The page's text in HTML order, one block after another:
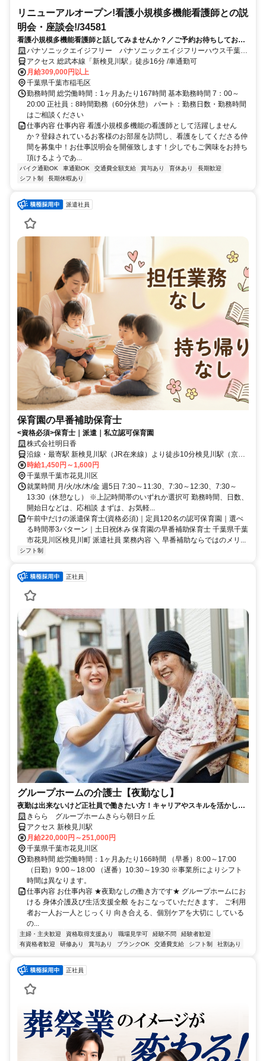
リニューアルオープン!看護小規模多機能看護師との説
明会・座談会!/34581
看護小規模多機能看護師と話してみませんか？／ご予約お待ちしており
ますお茶を飲みながらお話しましょう！あなたの質問・ 疑問にお答えし
ます
パナソニックエイジフリー パナソニックエイジフリーハウス千葉稲
毛 看護小規模多機能【仕事説明会・座談会】
アクセス 総武本線「新検見川駅」徒歩16分 /車通勤可
月給309,000円以上
千葉県千葉市稲毛区
勤務時間 総労働時間：1ヶ月あたり167時間 基本勤務時間 7：00～
20:00 正社員：8時間勤務（60分休憩） パート：勤務日数・勤務時間
はご相談ください
仕事内容 仕事内容 看護小規模多機能の看護師として活躍しません
か？登録されているお客様のお部屋を訪問し、看護をしてくださる仲
間を募集中！お仕事説明会を開催致します！少しでもご興味をお持ち
頂けるようであ...
バイク通勤OK 車通勤OK 交通費全額支給 賞与あり 育休あり
長期歓迎
シフト制
長期休暇あり
派遣社員
保育園の早番補助保育士
<資格必須>保育士｜派遣｜私立認可保育園
株式会社明日香
沿線・最寄駅 新検見川駅（JR在来線）より徒歩10分検見川駅（京成
千葉線）より徒歩13分検見川浜駅（JR在来線）より徒歩20分
時給1,450円～1,600円
千葉県千葉市花見川区
就業時間 月/火/水/木/金 週5日 7:30～11:30、7:30～12:30、7:30～
13:30（休憩なし） ※上記時間帯のいずれか選択可 勤務時間、日数、
開始日などは、応相談 まずは、お気軽...
午前中だけの派遣保育士(資格必須)｜定員120名の認可保育園｜選べ
る時間帯3パターン｜土日祝休み 保育園の早番補助保育士 千葉県千葉
市花見川区検見川町 派遣社員 業務内容 ＼ 早番補助ならではのメリ...
シフト制
正社員
グループホームの介護士【夜勤なし】
夜勤は出来ないけど正社員で働きたい方！キャリアやスキルを活かして
活躍できます！
きらら グループホームきらら朝日ヶ丘
アクセス 新検見川駅
月給220,000円～251,000円
千葉県千葉市花見川区
勤務時間 総労働時間：1ヶ月あたり166時間 （早番）8:00～17:00
（日勤）9:00～18:00 （遅番）10:30～19:30 ※事業所によりシフト
時間は異なります。
仕事内容 お仕事内容 ★夜勤なしの働き方です★ グループホームにお
ける 身体介護及び生活支援全般 をおこなっていただきます。 ご利用
者お一人お一人とじっくり 向き合える、個別ケアを大切に している
の...
主婦・主夫歓迎 資格取得支援あり 職場見学可 経験不問
経験者歓迎
有資格者歓迎
研修あり 賞与あり ブランクOK 交通費支給 シフト制 社割あり
正社員